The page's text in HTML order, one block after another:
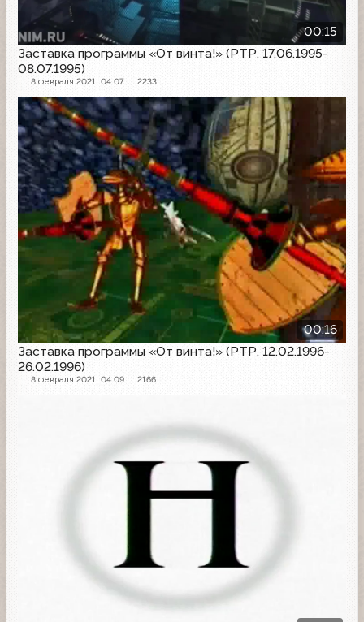
00:15
Заставка программы «От винта!» (РТР, 17.06.1995-
08.07.1995)
8 февраля 2021, 04:07 2233
00:16
Заставка программы «От винта!» (РТР, 12.02.1996-
26.02.1996)
8 февраля 2021, 04:09 2166
Заставка программы